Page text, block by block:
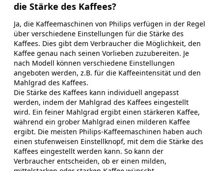
die Stärke des Kaffees?
Ja, die Kaffeemaschinen von Philips verfügen in der Regel
über verschiedene Einstellungen für die Stärke des
Kaffees. Dies gibt dem Verbraucher die Möglichkeit, den
Kaffee genau nach seinen Vorlieben zuzubereiten. Je
nach Modell können verschiedene Einstellungen
angeboten werden, z.B. für die Kaffeeintensität und den
Mahlgrad des Kaffees.
Die Stärke des Kaffees kann individuell angepasst
werden, indem der Mahlgrad des Kaffees eingestellt
wird. Ein feiner Mahlgrad ergibt einen stärkeren Kaffee,
während ein grober Mahlgrad einen milderen Kaffee
ergibt. Die meisten Philips-Kaffeemaschinen haben auch
einen stufenweisen Einstellknopf, mit dem die Stärke des
Kaffees eingestellt werden kann. So kann der
Verbraucher entscheiden, ob er einen milden,